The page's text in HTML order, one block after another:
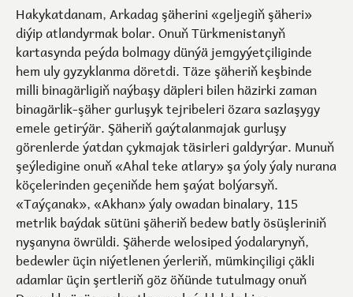
Hakykatdanam, Arkadag şäherini «geljegiň şäheri»
diýip atlandyrmak bolar. Onuň Türkmenistanyň
kartasynda peýda bolmagy dünýä jemgyýetçiliginde
hem uly gyzyklanma döretdi. Täze şäheriň keşbinde
milli binagärligiň naýbaşy däpleri bilen häzirki zaman
binagärlik-şäher gurluşyk tejribeleri özara sazlaşygy
emele getirýär. Şäheriň gaýtalanmajak gurluşy
görenlerde ýatdan çykmajak täsirleri galdyrýar. Munuň
şeýledigine onuň «Ahal teke atlary» şa ýoly ýaly nurana
köçelerinden geçeniňde hem şaýat bolýarsyň.
«Taýçanak», «Akhan» ýaly owadan binalary, 115
metrlik baýdak sütüni şäheriň bedew batly ösüşleriniň
nyşanyna öwrüldi. Şäherde welosiped ýodalarynyň,
bedewler üçin niýetlenen ýerleriň, mümkinçiligi çäkli
adamlar üçin şertleriň göz öňünde tutulmagy onuň